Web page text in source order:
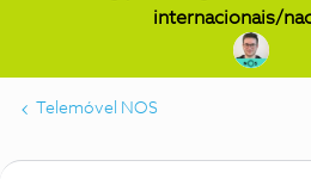
internacionais/
Telemóvel NOS